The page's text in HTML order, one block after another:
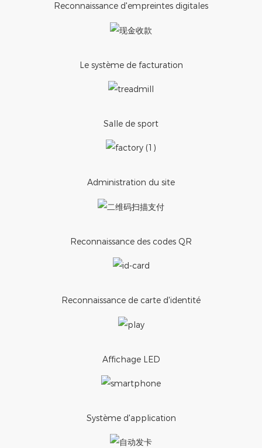
Reconnaissance d'empreintes digitales
Le système de facturation
Salle de sport
Administration du site
Reconnaissance des codes QR
Reconnaissance de carte d'identité
Affichage LED
Système d'application